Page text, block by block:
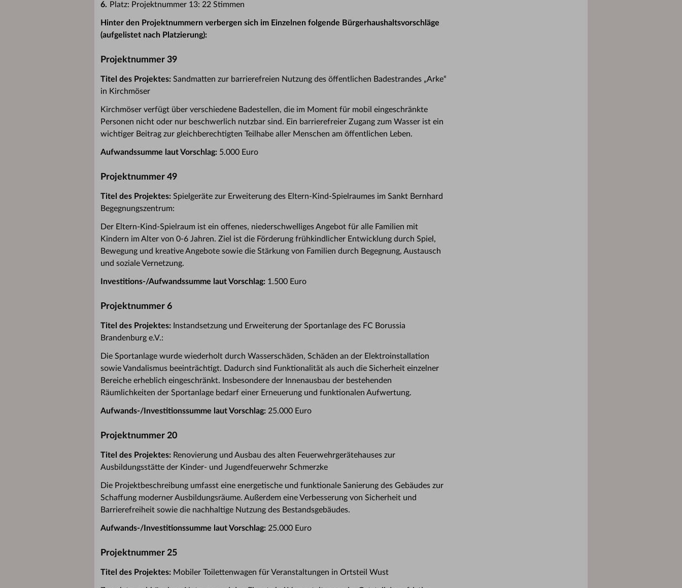
Platz: Projektnummer 13: 22 Stimmen
Hinter den Projektnummern verbergen sich im Einzelnen folgende Bürgerhaushaltsvorschläge
(aufgelistet nach Platzierung):
Projektnummer 39
Titel des Projektes: Sandmatten zur barrierefreien Nutzung des öffentlichen Badestrandes „Arke“
in Kirchmöser
Kirchmöser verfügt über verschiedene Badestellen, die im Moment für mobil eingeschränkte
Personen nicht oder nur beschwerlich nutzbar sind. Ein barrierefreier Zugang zum Wasser ist ein
wichtiger Beitrag zur gleichberechtigten Teilhabe aller Menschen am öffentlichen Leben.
Aufwandssumme laut Vorschlag: 5.000 Euro
Projektnummer 49
Titel des Projektes: Spielgeräte zur Erweiterung des Eltern-Kind-Spielraumes im Sankt Bernhard
Begegnungszentrum:
Der Eltern-Kind-Spielraum ist ein offenes, niederschwelliges Angebot für alle Familien mit
Kindern im Alter von 0-6 Jahren. Ziel ist die Förderung frühkindlicher Entwicklung durch Spiel,
Bewegung und kreative Angebote sowie die Stärkung von Familien durch Begegnung, Austausch
und soziale Vernetzung.
Investitions-/Aufwandssumme laut Vorschlag: 1.500 Euro
Projektnummer 6
Titel des Projektes: Instandsetzung und Erweiterung der Sportanlage des FC Borussia
Brandenburg e.V.:
Die Sportanlage wurde wiederholt durch Wasserschäden, Schäden an der Elektroinstallation
sowie Vandalismus beeinträchtigt. Dadurch sind Funktionalität als auch die Sicherheit einzelner
Bereiche erheblich eingeschränkt. Insbesondere der Innenausbau der bestehenden
Räumlichkeiten der Sportanlage bedarf einer Erneuerung und funktionalen Aufwertung.
Aufwands-/Investitionssumme laut Vorschlag: 25.000 Euro
Projektnummer 20
Titel des Projektes: Renovierung und Ausbau des alten Feuerwehrgerätehauses zur
Ausbildungsstätte der Kinder- und Jugendfeuerwehr Schmerzke
Die Projektbeschreibung umfasst eine energetische und funktionale Sanierung des Gebäudes zur
Schaffung moderner Ausbildungsräume. Außerdem eine Verbesserung von Sicherheit und
Barrierefreiheit sowie die nachhaltige Nutzung des Bestandsgebäudes.
Aufwands-/Investitionssumme laut Vorschlag: 25.000 Euro
Projektnummer 25
Titel des Projektes: Mobiler Toilettenwagen für Veranstaltungen in Ortsteil Wust